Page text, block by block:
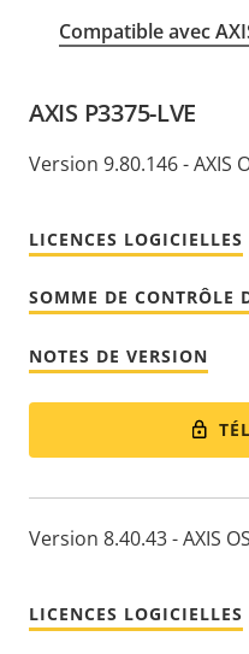
Compatible avec
AXIS P3375-LVE
Version 9.80.146 - AXIS
LICENCES LOGICIELLES
SOMME DE CONTRÔLE
NOTES DE VERSION
Version 8.40.43 - AXIS
LICENCES LOGICIELLES